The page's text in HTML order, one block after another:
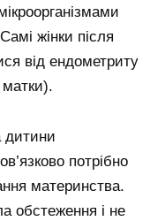
жінки після
від ендометриту
дитини
потрібно
материнства.
обстеження і не